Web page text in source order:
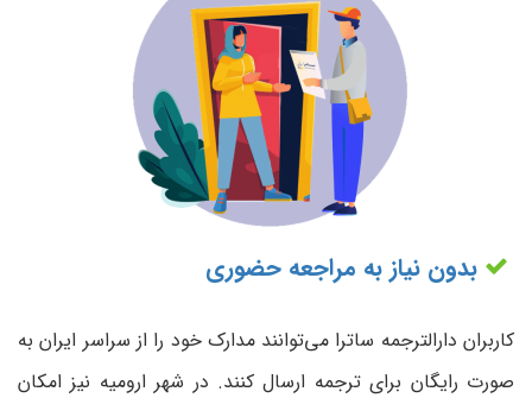
بدون نیاز به مراجعه حضوری
کاربران دارالترجمه ساترا می‌توانند مدارک خود را از سراسر ایران به
صورت رایگان برای ترجمه ارسال کنند. در شهر ارومیه نیز امکان